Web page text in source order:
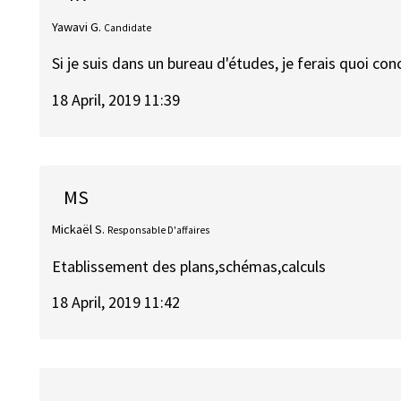
Yawavi G. Candidate
Si je suis dans un bureau d'études, je ferais quoi
18 April, 2019 11:39
MS
Mickaël S. Responsable D'affaires
Etablissement des plans,schémas,calculs
18 April, 2019 11:42